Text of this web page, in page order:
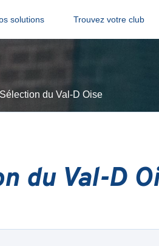
solutions Trouvez votre club
Sélection du Val-D Oise
du Val-D